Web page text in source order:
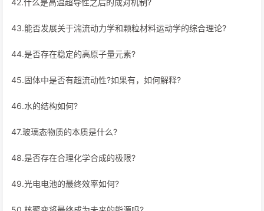
42.什么是高温超导性之后的成对机制?
43.能否发展关于湍流动力学和颗粒材料运动学的综合理论?
44.是否存在稳定的高原子量元素?
45.固体中是否有超流动性?如果有，如何解释?
46.水的结构如何?
47.玻璃态物质的本质是什么?
48.是否存在合理化学合成的极限?
49.光电电池的最终效率如何?